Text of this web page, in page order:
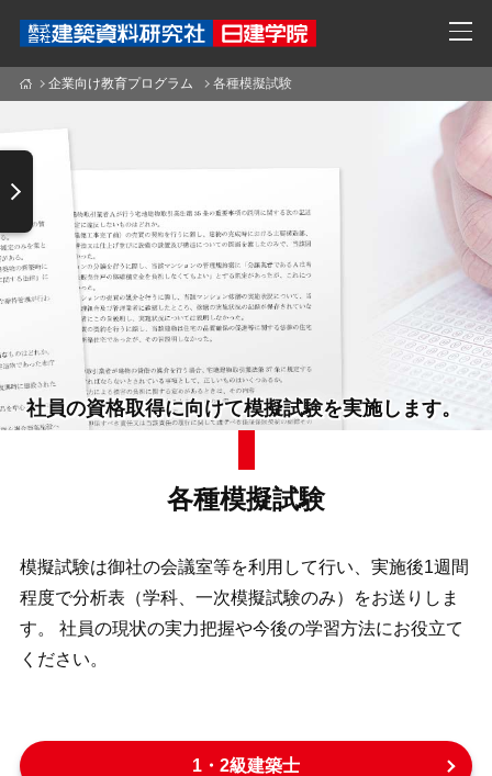
企業向け教育プログラム 各種模擬試験
社員の資格取得に向けて模擬試験を実施します。
各種模擬試験
模擬試験は御社の会議室等を利用して行い、実施後1週間
程度で分析表（学科、一次模擬試験のみ）をお送りしま
す。
社員の現状の実力把握や今後の学習方法にお役立て
ください。
1・2級建築士